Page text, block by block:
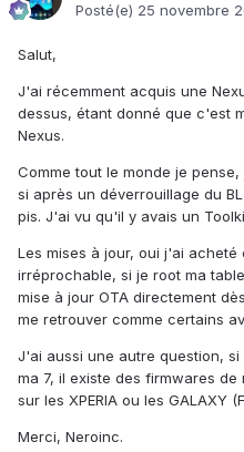
Posté(e) 25 novembre
Salut,
J'ai récemment acquis une
dessus, étant donné que c'est
Nexus.
Comme tout le monde je
si après un déverrouillage du
pis. J'ai vu qu'il y avais un
Les mises à jour, oui j'ai
irréprochable, si je root ma
mise à jour OTA directement
me retrouver comme certains
J'ai aussi une autre question,
ma 7, il existe des firmwares
sur les XPERIA ou les GALAXY
Merci, Neroinc.